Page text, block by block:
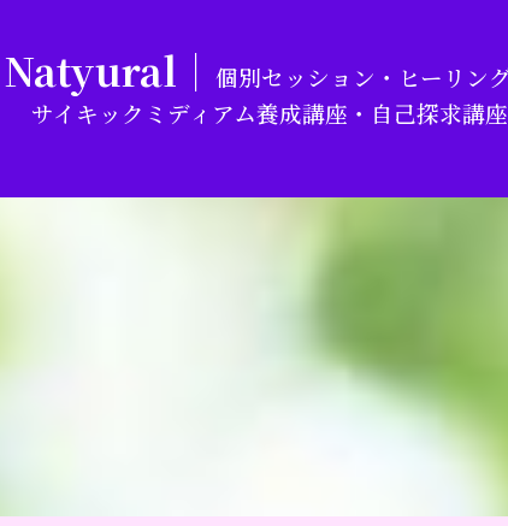
Natyural｜ 個別セッション・ヒーリン
サイキックミディアム養成講座・自己探求講座